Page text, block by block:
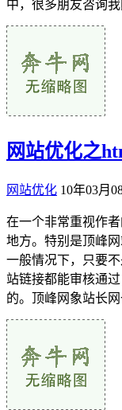
中，很多朋友咨询
网站优化之
网站优化 10年03月
在一个非常重视作
地方。特别是顶峰
一般情况下，只要
站链接都能审核通
的。顶峰网象站长